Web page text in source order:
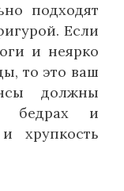
подходят
Если
и неярко
то это ваш
должны
бедрах и
хрупкость